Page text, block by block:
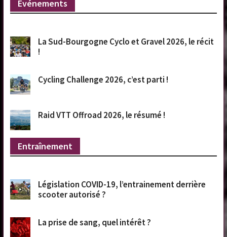
Evénements
La Sud-Bourgogne Cyclo et Gravel 2026, le récit
!
Cycling Challenge 2026, c’est parti !
Raid VTT Offroad 2026, le résumé !
Entraînement
Législation COVID-19, l’entrainement derrière
scooter autorisé ?
La prise de sang, quel intérêt ?